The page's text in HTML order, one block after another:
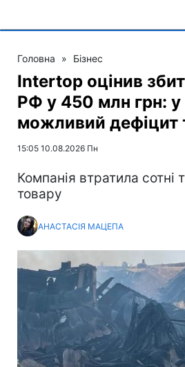
Головна » Бізнес
Intertop оцінив
РФ у 450 млн грн: у
можливий дефіцит
15:05 10.08.2026 Пн
Компанія втратила сотні
товару
АНАСТАСІЯ МАЦЕПА